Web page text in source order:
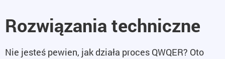
Rozwiązania techniczne
Nie jesteś pewien, jak działa proces QWQER? Oto